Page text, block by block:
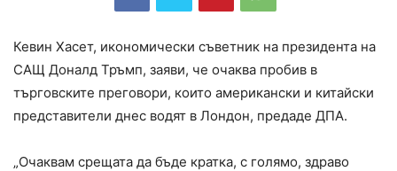
Кевин Хасет, икономически съветник на президента на
САЩ Доналд Тръмп, заяви, че очаква пробив в
търговските преговори, които американски и китайски
представители днес водят в Лондон, предаде ДПА.
„Очаквам срещата да бъде кратка, с голямо, здраво